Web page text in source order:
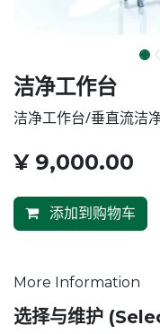
洁净工作台
洁净工作台/垂直流洁
¥ 9,000.00
添加到购物车
More Information
选择与维护